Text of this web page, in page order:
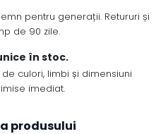
pentru generații. Retururi și
de 90 zile.
în stoc.
culori, limbi și dimensiuni
imediat.
produsului